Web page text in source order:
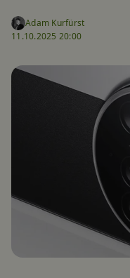
Adam Kurfürst
11.10.2025 20:00